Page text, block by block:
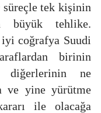
süreçle tek kişinin
büyük tehlike.
coğrafya Suudi
birinin
diğerlerinin ne
ve yine yürütme
ile olacağa